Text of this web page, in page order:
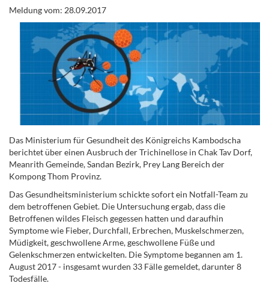
Meldung vom: 28.09.2017
Das Ministerium für Gesundheit des Königreichs Kambodscha
berichtet über einen Ausbruch der Trichinellose in Chak Tav Dorf,
Meanrith Gemeinde, Sandan Bezirk, Prey Lang Bereich der
Kompong Thom Provinz.
Das Gesundheitsministerium schickte sofort ein Notfall-Team zu
dem betroffenen Gebiet. Die Untersuchung ergab, dass die
Betroffenen wildes Fleisch gegessen hatten und daraufhin
Symptome wie Fieber, Durchfall, Erbrechen, Muskelschmerzen,
Müdigkeit, geschwollene Arme, geschwollene Füße und
Gelenkschmerzen entwickelten. Die Symptome begannen am 1.
August 2017 - insgesamt wurden 33 Fälle gemeldet, darunter 8
Todesfälle.